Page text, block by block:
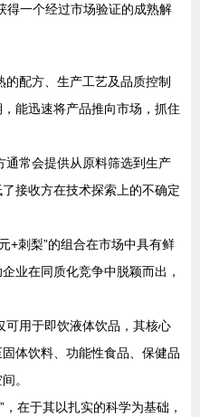
得一个经过市场验证的成熟解
的配方、生产工艺及品质控制
能迅速将产品推向市场，抓住
通常会提供从原料筛选到生产
接收方在技术探索上的不确定
+刺梨”的组合在市场中具有鲜
业在同质化竞争中脱颖而出，
可用于即饮液体饮品，其核心
体饮料、功能性食品、保健品
。
在于其以扎实的科学为基础，